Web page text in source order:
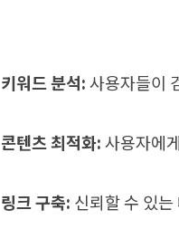
키워드 분석:사용자들이
콘텐츠 최적화:사용자에
링크 구축: 신뢰할 수 있